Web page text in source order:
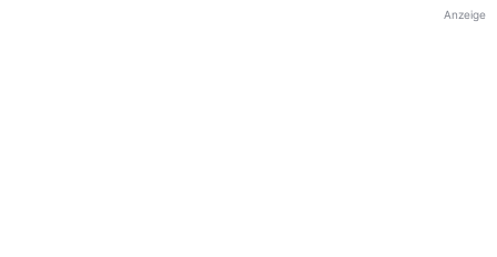
Anzeige